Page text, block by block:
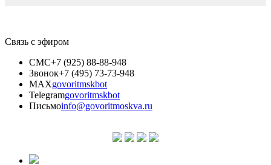
Связь с эфиром
СМС+7 (925) 88-88-948
Звонок+7 (495) 73-73-948
MAXgovoritmskbot
Telegramgovoritmskbot
Письмоinfo@govoritmoskva.ru